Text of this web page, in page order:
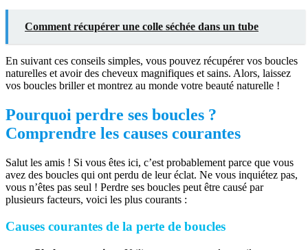
Comment récupérer une colle séchée dans un tube
En suivant ces conseils simples, vous pouvez récupérer vos boucles
naturelles et avoir des cheveux magnifiques et sains. Alors, laissez
vos boucles briller et montrez au monde votre beauté naturelle !
Pourquoi perdre ses boucles ?
Comprendre les causes courantes
Salut les amis ! Si vous êtes ici, c’est probablement parce que vous
avez des boucles qui ont perdu de leur éclat. Ne vous inquiétez pas,
vous n’êtes pas seul ! Perdre ses boucles peut être causé par
plusieurs facteurs, voici les plus courants :
Causes courantes de la perte de boucles